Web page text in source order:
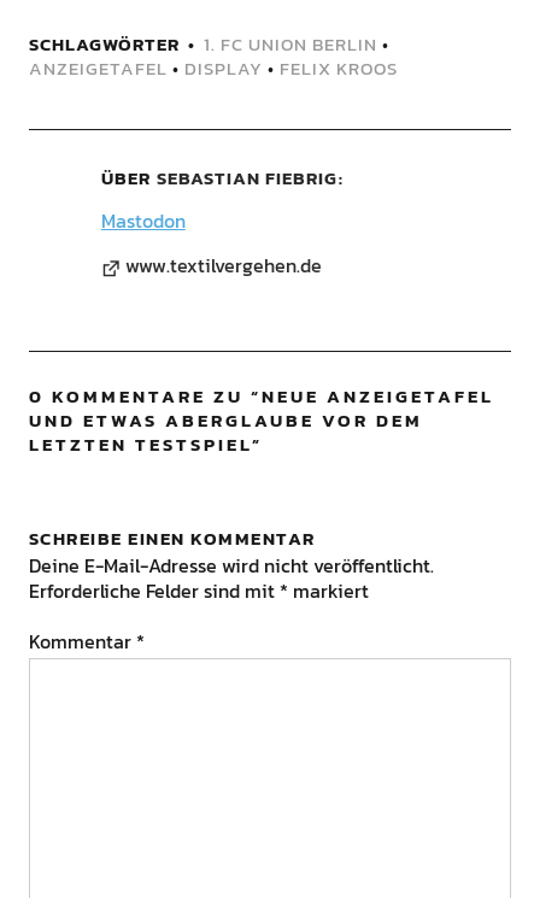
SCHLAGWÖRTER 1. FC UNION BERLIN •
ANZEIGETAFEL • DISPLAY • FELIX KROOS
ÜBER SEBASTIAN FIEBRIG
Mastodon
www.textilvergehen.de
0 KOMMENTARE ZU “NEUE ANZEIGETAFEL
UND ETWAS ABERGLAUBE VOR DEM
LETZTEN TESTSPIEL”
SCHREIBE EINEN KOMMENTAR
Deine E-Mail-Adresse wird nicht veröffentlicht.
Erforderliche Felder sind mit * markiert
Kommentar *